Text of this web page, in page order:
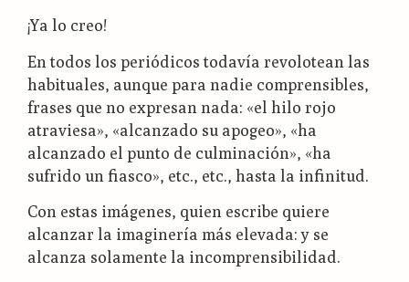
¡Ya lo creo!
En todos los periódicos todavía revolotean las
habituales, aunque para nadie comprensibles,
frases que no expresan nada: «el hilo rojo
atraviesa», «alcanzado su apogeo», «ha
alcanzado el punto de culminación», «ha
sufrido un fiasco», etc., etc., hasta la infinitud.
Con estas imágenes, quien escribe quiere
alcanzar la imaginería más elevada: y se
alcanza solamente la incomprensibilidad.